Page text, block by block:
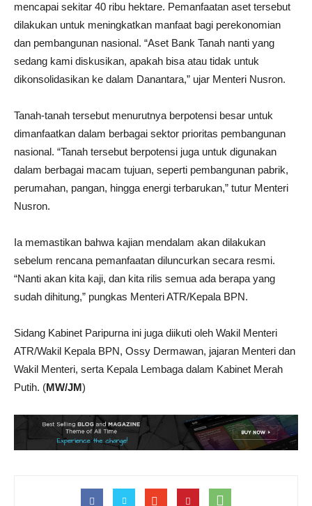
mencapai sekitar 40 ribu hektare. Pemanfaatan aset tersebut
dilakukan untuk meningkatkan manfaat bagi perekonomian
dan pembangunan nasional. “Aset Bank Tanah nanti yang
sedang kami diskusikan, apakah bisa atau tidak untuk
dikonsolidasikan ke dalam Danantara,” ujar Menteri Nusron.
Tanah-tanah tersebut menurutnya berpotensi besar untuk
dimanfaatkan dalam berbagai sektor prioritas pembangunan
nasional. “Tanah tersebut berpotensi juga untuk digunakan
dalam berbagai macam tujuan, seperti pembangunan pabrik,
perumahan, pangan, hingga energi terbarukan,” tutur Menteri
Nusron.
Ia memastikan bahwa kajian mendalam akan dilakukan
sebelum rencana pemanfaatan diluncurkan secara resmi.
“Nanti akan kita kaji, dan kita rilis semua ada berapa yang
sudah dihitung,” pungkas Menteri ATR/Kepala BPN.
Sidang Kabinet Paripurna ini juga diikuti oleh Wakil Menteri
ATR/Wakil Kepala BPN, Ossy Dermawan, jajaran Menteri dan
Wakil Menteri, serta Kepala Lembaga dalam Kabinet Merah
Putih. (MW/JM)